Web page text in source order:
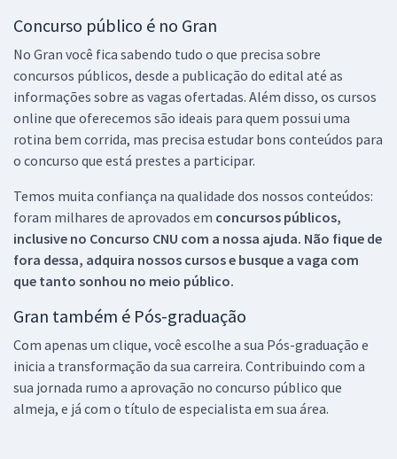
Concurso público é no Gran
No Gran você fica sabendo tudo o que precisa sobre
concursos públicos, desde a publicação do edital até as
informações sobre as vagas ofertadas. Além disso, os cursos
online que oferecemos são ideais para quem possui uma
rotina bem corrida, mas precisa estudar bons conteúdos para
o concurso que está prestes a participar.
Temos muita confiança na qualidade dos nossos conteúdos:
foram milhares de aprovados em concursos públicos,
inclusive no Concurso CNU com a nossa ajuda. Não fique de
fora dessa, adquira nossos cursos e busque a vaga com
que tanto sonhou no meio público.
Gran também é Pós-graduação
Com apenas um clique, você escolhe a sua Pós-graduação e
inicia a transformação da sua carreira. Contribuindo com a
sua jornada rumo a aprovação no concurso público que
almeja, e já com o título de especialista em sua área.